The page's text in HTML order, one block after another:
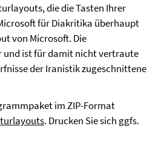
die die Tasten Ihrer
für Diakritika überhaupt
von Microsoft. Die
und ist für damit nicht vertraute
der Iranistik zugeschnittene
im ZIP-Format
. Drucken Sie sich ggfs.